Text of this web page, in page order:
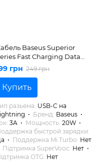
Baseus Superior
Fast Charging Data
Type-C to iP PD 20W
1m White CATLYS-A02
грн 249 грн
Купить
разьема USB-C на
Бренд Baseus
3A Мощность 20W
быстрой зарядки
Поддержка Mi Turbo Нет
Підтримка SuperVooc Нет
OTG Нет